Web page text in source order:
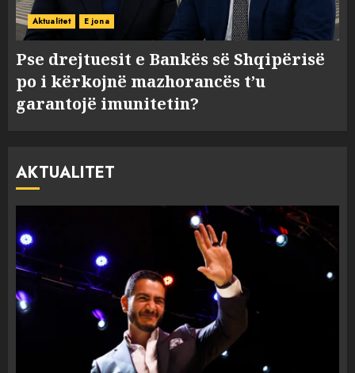
Aktualitet E jona
Pse drejtuesit e Bankës së Shqipërisë
po i kërkojnë mazhorancës t’u
garantojë imunitetin?
AKTUALITET